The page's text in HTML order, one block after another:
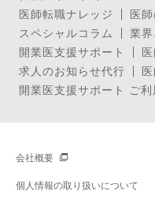
医師転職ナレッジ
医
スペシャルコラム
業
開業医支援サポート
求人のお知らせ代行
開業医支援サポート ご
会社概要
個人情報の取り扱いについて